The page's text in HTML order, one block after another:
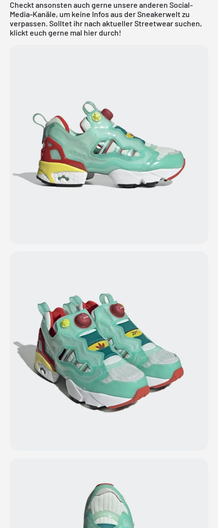
Checkt ansonsten auch gerne unsere anderen Social-
Media-Kanäle, um keine Infos aus der Sneakerwelt zu
verpassen. Solltet ihr nach aktuellerStreetwearsuchen,
klickt euch gerne mal hier durch!